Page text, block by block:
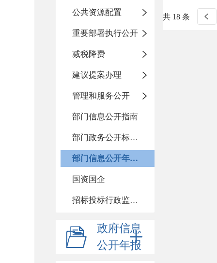
公共资源配置
重要部署执行公开
减税降费
建议提案办理
管理和服务公开
部门信息公开指南
部门政务公开标准化目录
部门信息公开年度报告
国资国企
招标投标行政监督责任清单
政府信息
公开年报
共 18 条